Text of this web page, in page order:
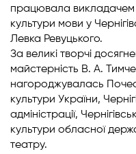
працювала викладачем
культури мови у
Левка Ревуцького.
За великі творчі
майстерність В. А.
нагороджувалась
культури України,
адміністрації,
культури обласної
театру.